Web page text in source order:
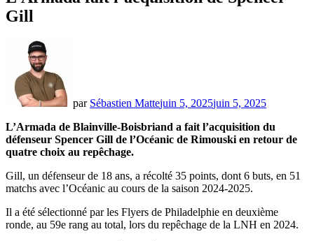
Gill
par Sébastien Mattejuin 5, 2025juin 5, 2025
L’Armada de Blainville-Boisbriand a fait l’acquisition du
défenseur Spencer Gill de l’Océanic de Rimouski en retour de
quatre choix au repêchage.
Gill, un défenseur de 18 ans, a récolté 35 points, dont 6 buts, en 51
matchs avec l’Océanic au cours de la saison 2024-2025.
Il a été sélectionné par les Flyers de Philadelphie en deuxième
ronde, au 59e rang au total, lors du repêchage de la LNH en 2024.